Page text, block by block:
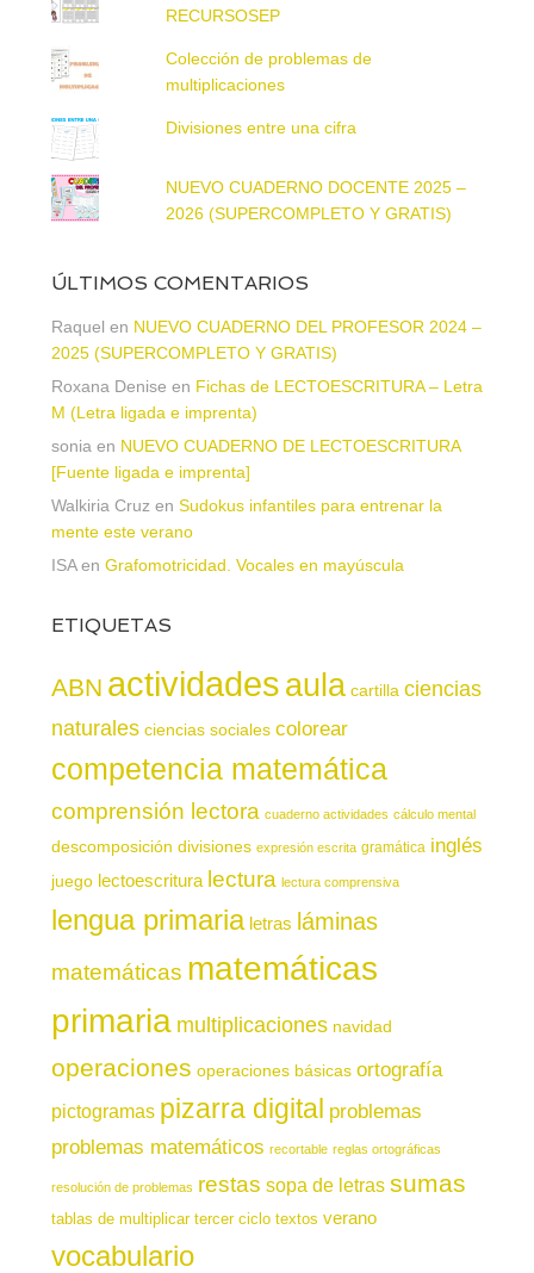
RECURSOSEP
Colección de problemas de
multiplicaciones
Divisiones entre una cifra
NUEVO CUADERNO DOCENTE 2025 –
2026 (SUPERCOMPLETO Y GRATIS)
ÚLTIMOS COMENTARIOS
Raquel en NUEVO CUADERNO DEL PROFESOR 2024 –
2025 (SUPERCOMPLETO Y GRATIS)
Roxana Denise en Fichas de LECTOESCRITURA – Letra
M (Letra ligada e imprenta)
sonia en NUEVO CUADERNO DE LECTOESCRITURA
[Fuente ligada e imprenta]
Walkiria Cruz en Sudokus infantiles para entrenar la
mente este verano
ISAen Grafomotricidad. Vocales en mayúscula
ETIQUETAS
ABN actividadesaula cartilla ciencias
naturales ciencias sociales colorear
competencia matemática
comprensión lectora cuaderno actividades cálculo mental
descomposición divisiones expresión escrita gramática inglés
juego lectoescritura lectura lectura comprensiva
lengua primaria letras láminas
matemáticas matemáticas
primaria multiplicaciones navidad
operaciones operaciones básicas ortografía
pictogramas pizarra digital problemas
problemas matemáticos recortable reglas ortográficas
resolución de problemas restas sopa de letras sumas
tablas de multiplicar tercer ciclo textos verano
vocabulario